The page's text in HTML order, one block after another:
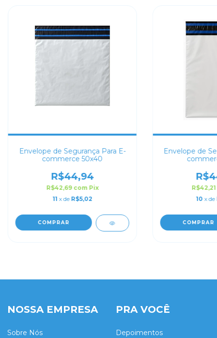
Envelope de Segurança Para E-
commerce 50x40
R$44,94
R$42,69 com Pix
11 x de R$5,02
COMPRAR
Envelope de
R$42,21
10 x de
COMPRAR
NOSSA EMPRESA
Sobre Nós
PRA VOCÊ
Depoimentos